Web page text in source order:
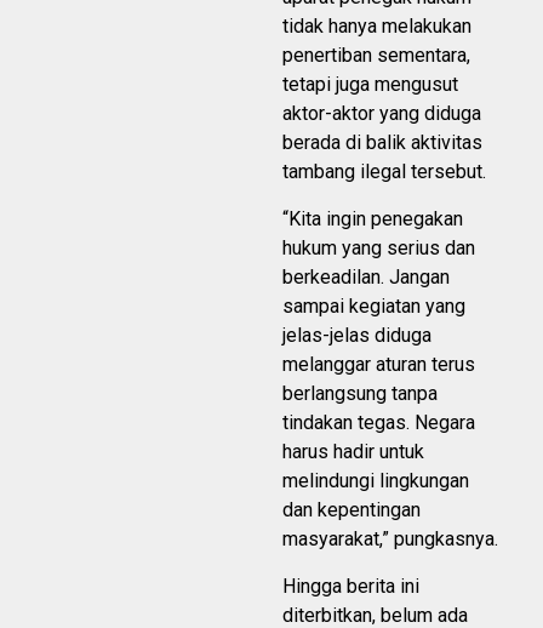
tidak hanya melakukan
penertiban sementara,
tetapi juga mengusut
aktor-aktor yang diduga
berada di balik aktivitas
tambang ilegal tersebut.
“Kita ingin penegakan
hukum yang serius dan
berkeadilan. Jangan
sampai kegiatan yang
jelas-jelas diduga
melanggar aturan terus
berlangsung tanpa
tindakan tegas. Negara
harus hadir untuk
melindungi lingkungan
dan kepentingan
masyarakat,” pungkasnya.
Hingga berita ini
diterbitkan, belum ada